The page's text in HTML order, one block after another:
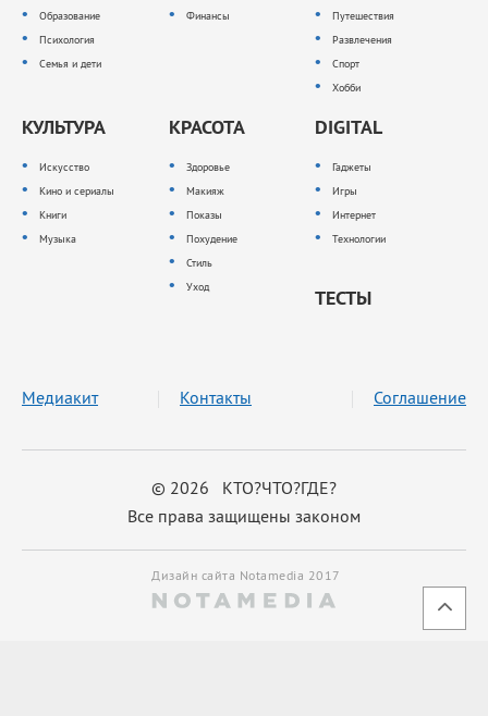
Образование
Психология
Семья и дети
Финансы
Путешествия
Развлечения
Спорт
Хобби
КУЛЬТУРА
Искусство
Кино и сериалы
Книги
Музыка
КРАСОТА
Здоровье
Макияж
Показы
Похудение
Стиль
Уход
DIGITAL
Гаджеты
Игры
Интернет
Технологии
ТЕСТЫ
© 2026 КТО?ЧТО?ГДЕ?
Все права защищены законом
Медиакит Контакты Соглашение
Дизайн сайта Notamedia 2017